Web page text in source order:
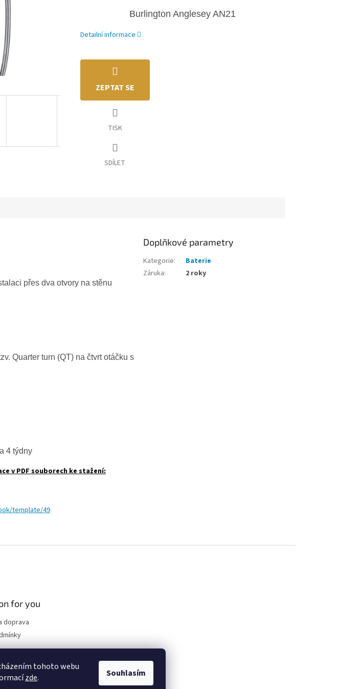
tohoto webu
zde. Souhlasím
Burlington Anglesey AN21
Detailní informace
TISK
ZEPTAT SE
SDÍLET
přes dva otvory na stěnu
Quarter turn (QT) na čtvrt otáčku s
4 týdny
v PDF souborech ke stažení:
template/49
Doplňkové parametry
Kategorie:
Baterie
Záruka: 2 roky
for you
doprava